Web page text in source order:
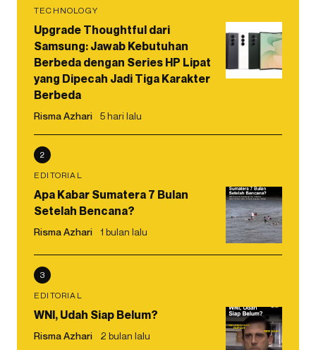
TECHNOLOGY
Upgrade Thoughtful dari
Samsung: Jawab Kebutuhan
Berbeda dengan Series HP Lipat
yang Dipecah Jadi Tiga Karakter
Berbeda
Risma Azhari 5 hari lalu
2
EDITORIAL
Apa Kabar Sumatera 7 Bulan
Setelah Bencana?
Risma Azhari 1 bulan lalu
3
EDITORIAL
WNI, Udah Siap Belum?
Risma Azhari 2 bulan lalu